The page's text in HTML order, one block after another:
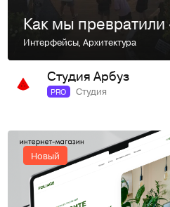
Интерфейсы,Архитектура
Студия Арбуз
PRO Студия
Новый